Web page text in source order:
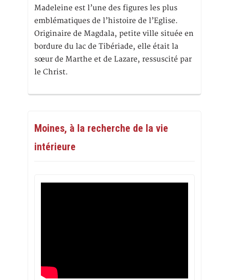
Madeleine est l’une des figures les plus
emblématiques de l’histoire de l’Eglise.
Originaire de Magdala, petite ville située en
bordure du lac de Tibériade, elle était la
sœur de Marthe et de Lazare, ressuscité par
le Christ.
Moines, à la recherche de la vie
intérieure